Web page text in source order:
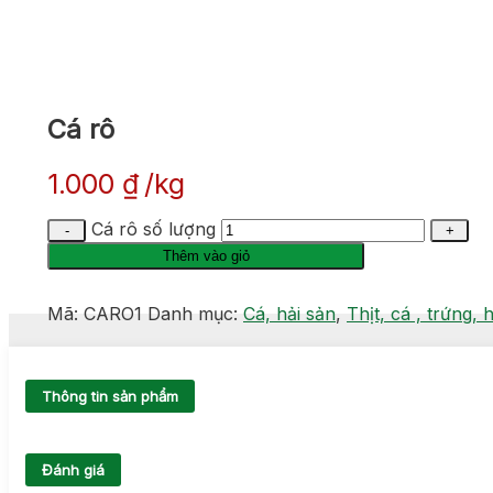
Cá rô
1.000 ₫ kg
Cá rô số lượng
Thêm vào giỏ
Mã: CARO1 Danh mục: Cá, hải sản, Thịt, cá , trứng,
Đánh giá
Thông tin sản phẩm